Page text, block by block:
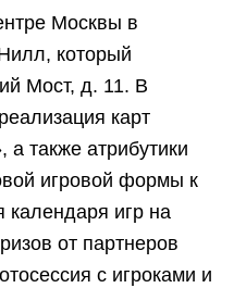
Москвы в
который
Мост, д. 11. В
карт
также атрибутики
игровой формы к
календаря игр на
от партнеров
с игроками и